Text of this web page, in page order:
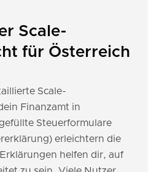
Scale-
für Österreich
Scale-
Finanzamt in
Steuerformulare
erleichtern die
helfen dir, auf